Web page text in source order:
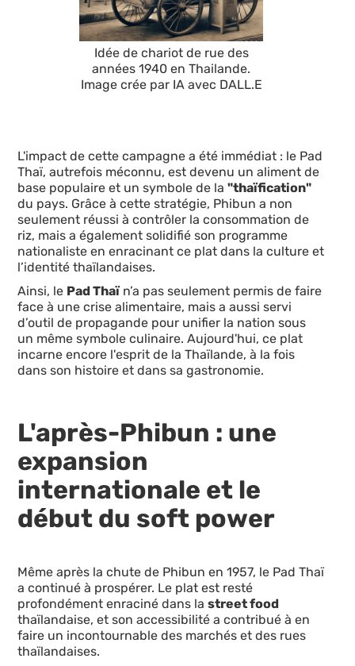
Idée de chariot de rue des
années 1940 en Thailande.
Image crée par IA avec DALL.E
L'impact de cette campagne a été immédiat : le Pad
Thaï, autrefois méconnu, est devenu un aliment de
base populaire et un symbole de la"thaïfication"
du pays. Grâce à cette stratégie, Phibun a non
seulement réussi à contrôler la consommation de
riz, mais a également solidifié son programme
nationaliste en enracinant ce plat dans la culture et
l’identité thaïlandaises.
Ainsi, le Pad Thaï n’a pas seulement permis de faire
face à une crise alimentaire, mais a aussi servi
d’outil de propagande pour unifier la nation sous
un même symbole culinaire. Aujourd'hui, ce plat
incarne encore l'esprit de la Thaïlande, à la fois
dans son histoire et dans sa gastronomie.
L'après-Phibun : une
expansion
internationale et le
début du soft power
Même après la chute de Phibun en 1957, le Pad Thaï
a continué à prospérer. Le plat est resté
profondément enraciné dans lastreet food
thaïlandaise, et son accessibilité a contribué à en
faire un incontournable des marchés et des rues
thaïlandaises.